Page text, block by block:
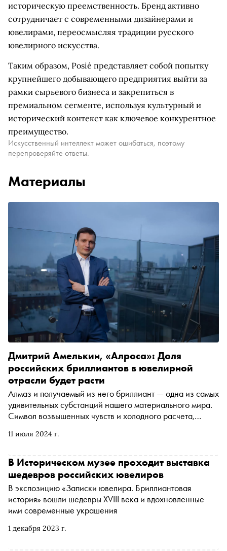
историческую преемственность. Бренд активно
сотрудничает с современными дизайнерами и
ювелирами, переосмысляя традиции русского
ювелирного искусства.
Таким образом, Posié представляет собой попытку
крупнейшего добывающего предприятия выйти за
рамки сырьевого бизнеса и закрепиться в
премиальном сегменте, используя культурный и
исторический контекст как ключевое конкурентное
преимущество.
Искусственный интеллект может ошибаться, поэтому
перепроверяйте ответы.
Материалы
11 июля 2024 г.
Дмитрий Амелькин, «Алроса»: Доля
российских бриллиантов в ювелирной
отрасли будет расти
Алмаз и получаемый из него бриллиант — одна из самых
удивительных субстанций нашего материального мира.
Символ возвышенных чувств и холодного расчета,
инвестиция. Российская компания «Алроса» является
трети мировой добычи алмазов. Помимо этого холдинг
имеет свои ограночные предприятия и ювелирное
производство, то есть осуществляет собственными
силами полный круговорот бриллианта в природе: от
шахты до прилавка магазина. «Сноб» в рамках проекта
« Индустрия » поговорил с заместителем генерального
директора, директором по стратегии «Алроса»
1 декабря 2023 г.
В Историческом музее проходит выставка
шедевров российских ювелиров
В экспозицию «Записки ювелира. Бриллиантовая
история» вошли шедевры XVIII века и вдохновленные
ими современные украшения